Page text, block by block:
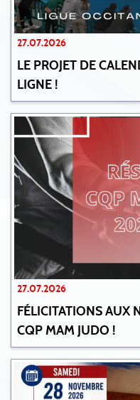
27.07.2026
LE PROJET DE
LIGNE !
27.07.2026
FÉLICITATIONS AUX
CQP MAM JUDO !